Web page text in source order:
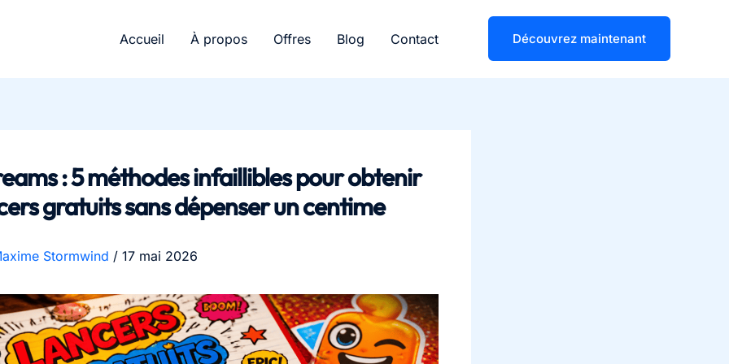
Accueil À propos Offres Blog Contact Découvrez maintenant
: 5 méthodes infaillibles pour obtenir
gratuits sans dépenser un centime
Stormwind / 17 mai 2026